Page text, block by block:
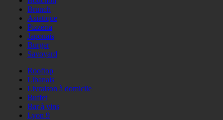
Brunch
Asiatique
Pizzéria
Japonais
Burger
Savoyard
Rooftop
Libanais
Livraison à domicile
Buffet
Bar à vins
Lyon 9